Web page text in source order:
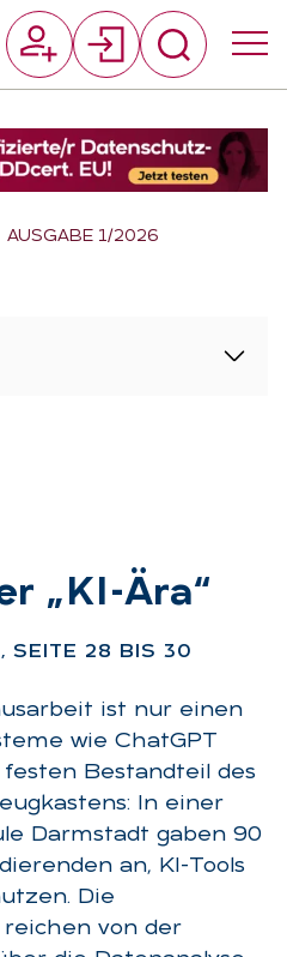
AUSGABE 1/2026
„KI-Ära“:
SEI­TE 28 BIS 30
ist nur einen
wie ChatGPT
Bestandteil des
In einer
Darmstadt gaben 90
an, KI-Tools
Die
von der